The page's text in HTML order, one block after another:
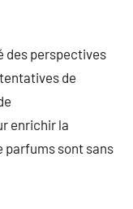
des perspectives
de
enrichir la
parfums sont sans